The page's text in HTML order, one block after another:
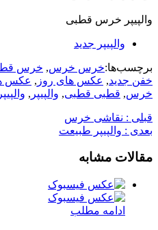
والپیپر خرس قطبی
والپیپر جدید
برچسب‌ها:خرس خرس, خرس
خفن جدید, عکس های روز , عکس
خرس, قطبی قطبی, والپیپر ,
قبلی : نقاشی خرس
بعدی : والپیپر طبیعت
مقالات مشابه
ادامه مطلب